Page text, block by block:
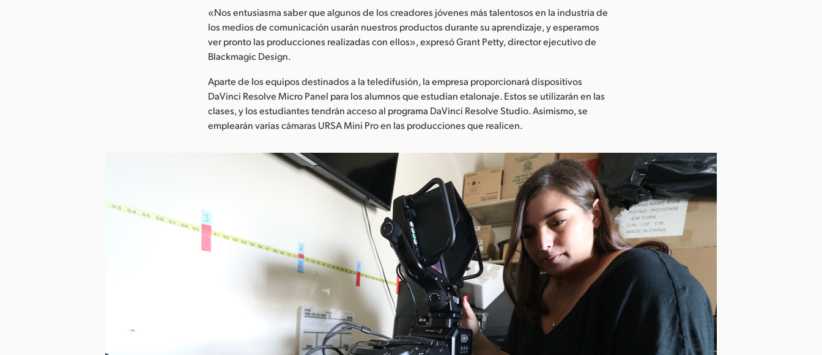
«Nos entusiasma saber que algunos de los creadores jóvenes más talentosos en la industria de
los medios de comunicación usarán nuestros productos durante su aprendizaje, y esperamos
ver pronto las producciones realizadas con ellos», expresó Grant Petty, director ejecutivo de
Blackmagic Design.
Aparte de los equipos destinados a la teledifusión, la empresa proporcionará dispositivos
DaVinci Resolve Micro Panel para los alumnos que estudian etalonaje. Estos se utilizarán en las
clases, y los estudiantes tendrán acceso al programa DaVinci Resolve Studio. Asimismo, se
emplearán varias cámaras URSA Mini Pro en las producciones que realicen.